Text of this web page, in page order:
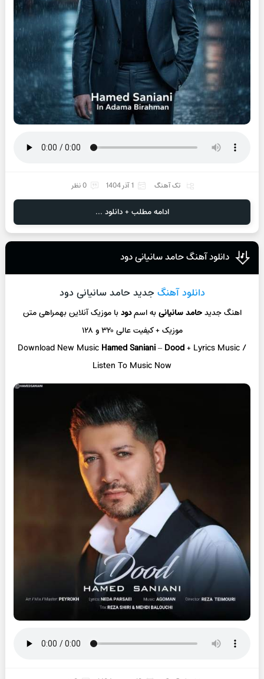
تک آهنگ 1 آذر 1404 0 نظر
ادامه مطلب + دانلود ...
دانلود آهنگ حامد سانیانی دود
دانلود آهنگ جدید حامد سانیانی دود
اهنگ جدیدحامد سانیانیبه اسمدودبا موزیک آنلاینبهمراهی متن
موزیک + کیفیت عالی ۳۲۰ و ۱۲۸
Download New Music Hamed Saniani– Dood+ Lyrics Music /
Listen To Music Now